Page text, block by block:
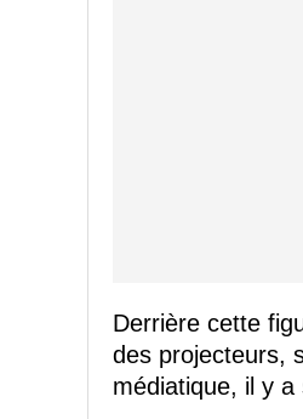
Derrière cette
des projecteurs,
médiatique, il y